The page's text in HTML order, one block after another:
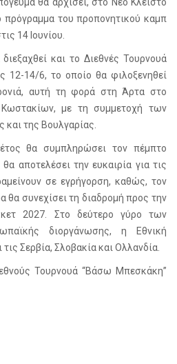
πρόγραμμα του προπονητικού καμπ
14 Ιουνίου.
και το Διεθνές Τουρνουά
14/6, το οποίο θα φιλοξενηθεί
αυτή τη φορά στη Άρτα στο
Κωστακίων, με τη συμμετοχή των
της Βουλγαρίας.
θα συμπληρώσει τον πέμπτο
αποτελέσει την ευκαιρία για τις
σε εγρήγορση, καθώς, τον
θα συνεχίσει τη διαδρομή προς την
2027. Στο δεύτερο γύρο των
διοργάνωσης, η Εθνική
Σερβία, Σλοβακία και Ολλανδία.
Τουρνουά “Βάσω Μπεσκάκη”